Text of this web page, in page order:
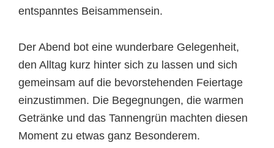
entspanntes Beisammensein.
Der Abend bot eine wunderbare Gelegenheit,
den Alltag kurz hinter sich zu lassen und sich
gemeinsam auf die bevorstehenden Feiertage
einzustimmen. Die Begegnungen, die warmen
Getränke und das Tannengrün machten diesen
Moment zu etwas ganz Besonderem.